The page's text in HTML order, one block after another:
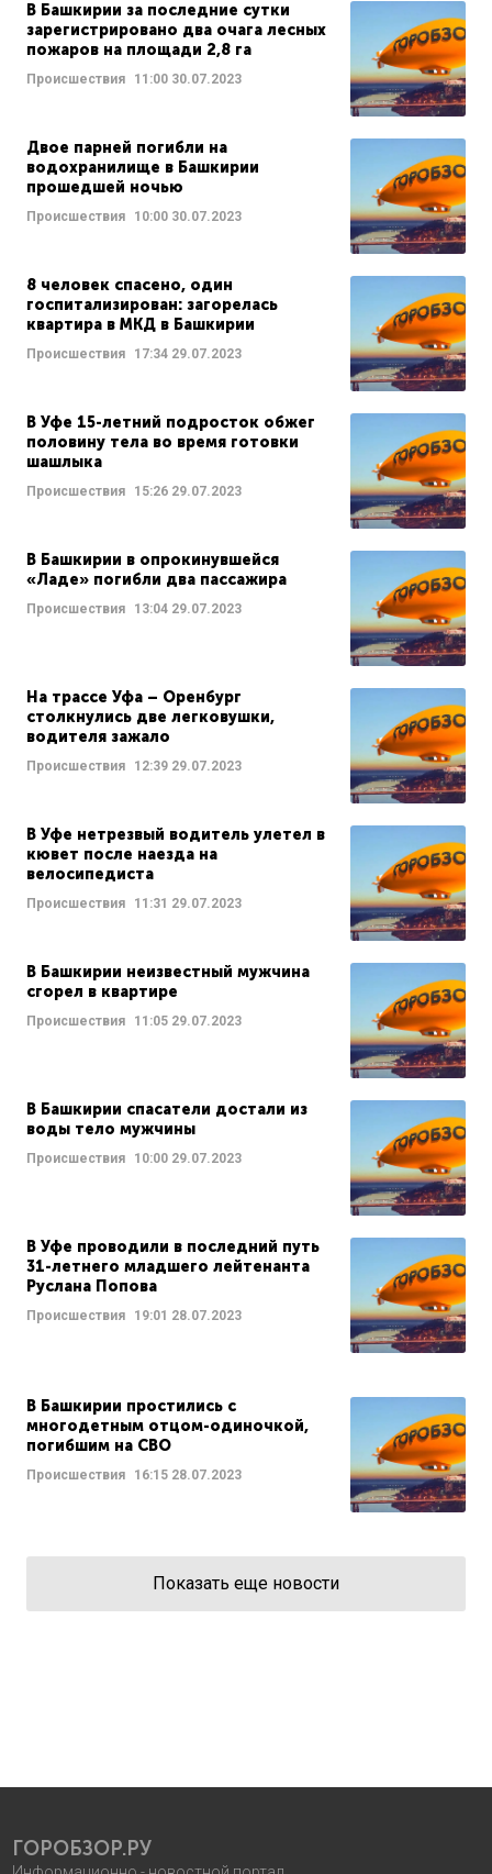
В Башкирии за последние сутки
зарегистрировано два очага лесных
пожаров на площади 2,8 га
Происшествия 11:00 30.07.2023
Двое парней погибли на
водохранилище в Башкирии
прошедшей ночью
Происшествия 10:00 30.07.2023
8 человек спасено, один
госпитализирован: загорелась
квартира в МКД в Башкирии
Происшествия 17:34 29.07.2023
В Уфе 15-летний подросток обжег
половину тела во время готовки
шашлыка
Происшествия 15:26 29.07.2023
В Башкирии в опрокинувшейся
«Ладе» погибли два пассажира
Происшествия 13:04 29.07.2023
На трассе Уфа – Оренбург
столкнулись две легковушки,
водителя зажало
Происшествия 12:39 29.07.2023
В Уфе нетрезвый водитель улетел в
кювет после наезда на
велосипедиста
Происшествия 11:31 29.07.2023
В Башкирии неизвестный мужчина
сгорел в квартире
Происшествия 11:05 29.07.2023
В Башкирии спасатели достали из
воды тело мужчины
Происшествия 10:00 29.07.2023
В Уфе проводили в последний путь
31-летнего младшего лейтенанта
Руслана Попова
Происшествия 19:01 28.07.2023
В Башкирии простились с
многодетным отцом-одиночкой,
погибшим на СВО
Происшествия 16:15 28.07.2023
Показать еще новости
ГОРОБЗОР.РУ